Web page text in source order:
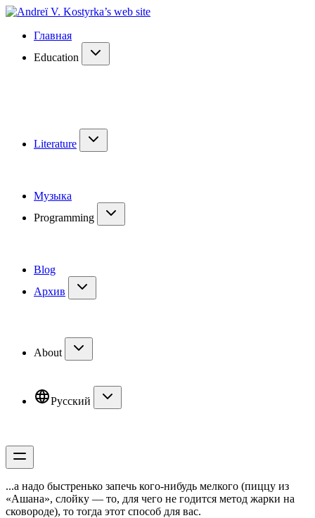
Главная
Education
Literature
Музыка
Programming
Blog
Архив
About
Русский
...а надо быстренько запечь кого-нибудь мелкого (пиццу из
«Ашана», слойку — то, для чего не годится метод жарки на
сковороде), то тогда этот способ для вас.